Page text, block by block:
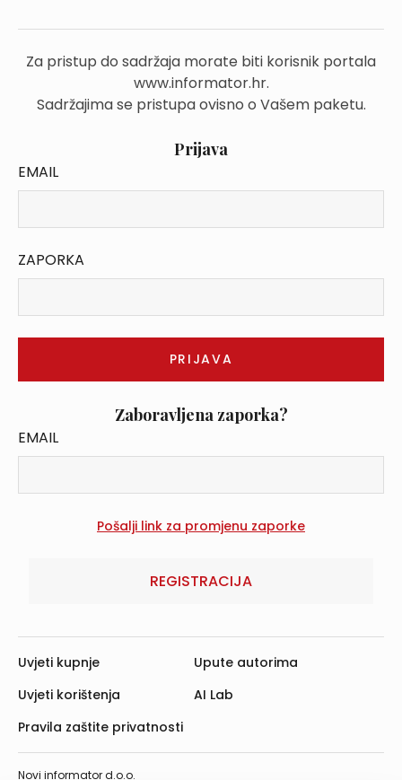
Za pristup do sadržaja morate biti korisnik portala
www.informator.hr.
Sadržajima se pristupa ovisno o Vašem paketu.
Prijava
EMAIL
ZAPORKA
Zaboravljena zaporka?
EMAIL
REGISTRACIJA
Novi informator d.o.o.
Uvjeti kupnje
Uvjeti korištenja
Pravila zaštite privatnosti
Upute autorima
AI Lab